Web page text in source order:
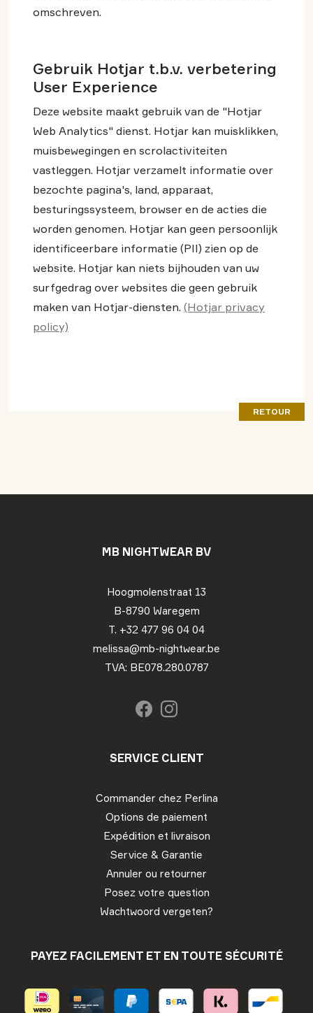
omschreven.
Gebruik Hotjar t.b.v. verbetering
User Experience
Deze website maakt gebruik van de "Hotjar
Web Analytics" dienst. Hotjar kan muisklikken,
muisbewegingen en scrolactiviteiten
vastleggen. Hotjar verzamelt informatie over
bezochte pagina's, land, apparaat,
besturingssysteem, browser en de acties die
worden genomen. Hotjar kan geen persoonlijk
identificeerbare informatie (PII) zien op de
website. Hotjar kan niets bijhouden van uw
surfgedrag over websites die geen gebruik
maken van Hotjar-diensten. (Hotjar privacy
policy)
RETOUR
MB NIGHTWEAR BV
Hoogmolenstraat 13
B-8790 Waregem
T. +32 477 96 04 04
melissa@mb-nightwear.be
TVA: BE078.280.0787
SERVICE CLIENT
Commander chez Perlina
Options de paiement
Expédition et livraison
Service & Garantie
Annuler ou retourner
Posez votre question
Wachtwoord vergeten?
PAYEZ FACILEMENT ET EN TOUTE SÉCURITÉ